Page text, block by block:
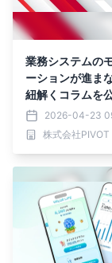
業務システムの
ーションが進ま
紐解くコラムを
会社PIVOT
2026-04-23
株式会社PIVOT